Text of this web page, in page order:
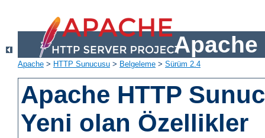
Apache
Apache > HTTP Sunucusu > Belgeleme > Sürüm 2.4
Apache HTTP
Yeni olan Özellikler